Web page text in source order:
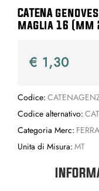
CATENA
maglia 16 (mm
€ 1,30
Codice:
Codice alternativo:
Categoria Merc:
Unita di Misura: MT